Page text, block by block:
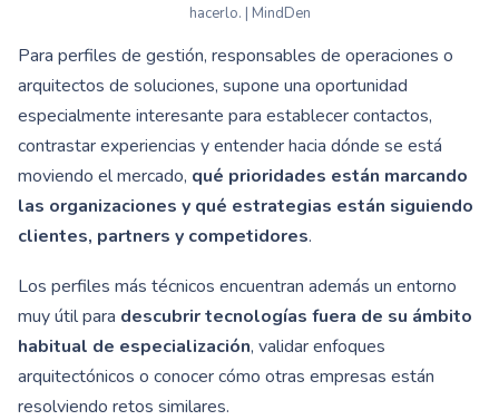
hacerlo. | MindDen
Para perfiles de gestión, responsables de operaciones o
arquitectos de soluciones, supone una oportunidad
especialmente interesante para establecer contactos,
contrastar experiencias y entender hacia dónde se está
moviendo el mercado, qué prioridades están marcando
las organizaciones y qué estrategias están siguiendo
clientes, partners y competidores.
Los perfiles más técnicos encuentran además un entorno
muy útil para descubrir tecnologías fuera de su ámbito
habitual de especialización, validar enfoques
arquitectónicos o conocer cómo otras empresas están
resolviendo retos similares.